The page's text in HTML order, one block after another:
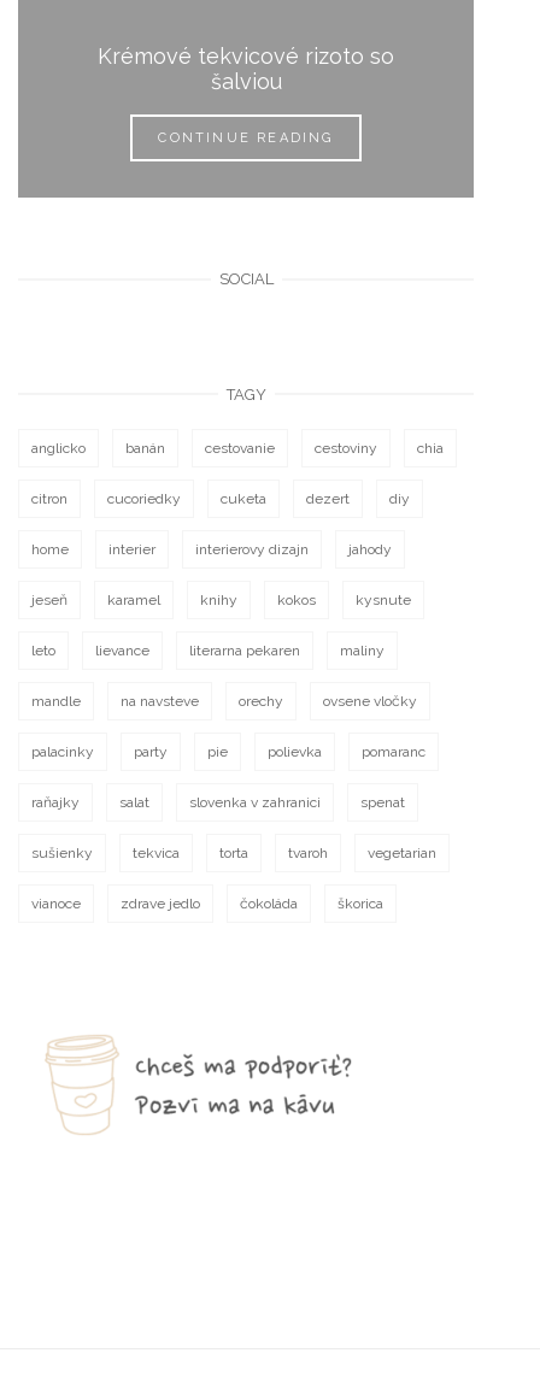
Krémové tekvicové rizoto so
šalviou
CONTINUE READING
SOCIAL
TAGY
anglicko banán cestovanie cestoviny chia
citron cucoriedky cuketa dezert diy
home interier interierovy dizajn jahody
jeseň karamel knihy kokos kysnute
leto lievance literarna pekaren maliny
mandle na navsteve orechy ovsene vločky
palacinky party pie polievka pomaranc
raňajky salat slovenka v zahranici spenat
sušienky tekvica torta tvaroh vegetarian
vianoce zdrave jedlo čokoláda škorica